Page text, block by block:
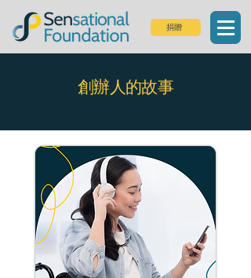
捐贈
創辦人的故事